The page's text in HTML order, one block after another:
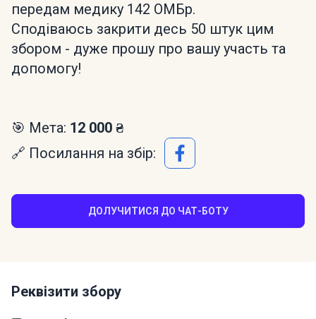
передам медику 142 ОМБр.
Сподіваюсь закрити десь 50 штук цим
збором - дуже прошу про вашу участь та
допомогу!
🎯 Мета: 12 000 ₴
🔗 Посилання на збір:
ДОЛУЧИТИСЯ ДО ЧАТ-БОТУ
Реквізити збору